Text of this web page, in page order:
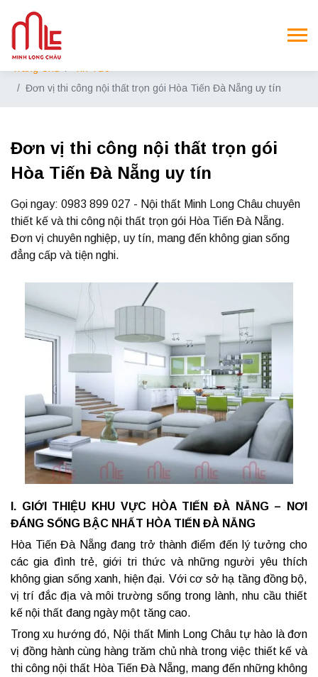
Trang Chủ
Tin Tức
Đơn vị thi công nội thất trọn gói Hòa Tiến Đà Nẵng uy tín
Đơn vị thi công nội thất trọn gói
Hòa Tiến Đà Nẵng uy tín
Gọi ngay: 0983 899 027 - Nội thất Minh Long Châu chuyên
thiết kế và thi công nội thất trọn gói Hòa Tiến Đà Nẵng.
Đơn vị chuyên nghiệp, uy tín, mang đến không gian sống
đẳng cấp và tiện nghi.
I. GIỚI THIỆU KHU VỰC HÒA TIẾN ĐÀ NẴNG – NƠI
ĐÁNG SỐNG BẬC NHẤT HÒA TIẾN ĐÀ NẴNG
Hòa Tiến Đà Nẵng đang trở thành điểm đến lý tưởng cho
các gia đình trẻ, giới tri thức và những người yêu thích
không gian sống xanh, hiện đại. Với cơ sở hạ tầng đồng bộ,
vị trí đắc địa và môi trường sống trong lành, nhu cầu thiết
kế nội thất đang ngày một tăng cao.
Trong xu hướng đó, Nội thất Minh Long Châu tự hào là đơn
vị đồng hành cùng hàng trăm chủ nhà trong việc thiết kế và
thi công nội thất Hòa Tiến Đà Nẵng, mang đến những không